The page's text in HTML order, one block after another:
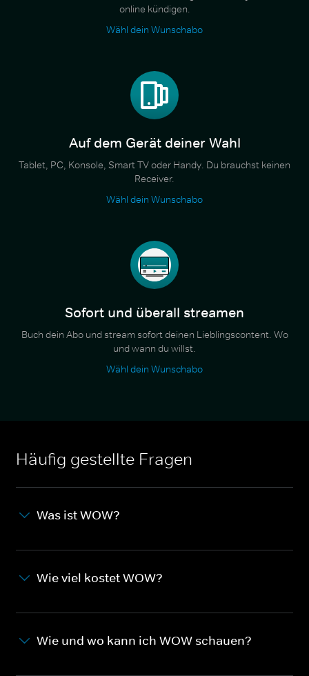
online kündigen.
Wähl dein Wunschabo
Auf dem Gerät deiner Wahl
Tablet, PC, Konsole, Smart TV oder Handy. Du brauchst keinen
Receiver.
Wähl dein Wunschabo
Sofort und überall streamen
Buch dein Abo und stream sofort deinen Lieblingscontent. Wo
und wann du willst.
Wähl dein Wunschabo
Häufig gestellte Fragen
Was ist WOW?
Wie viel kostet WOW?
Wie und wo kann ich WOW schauen?